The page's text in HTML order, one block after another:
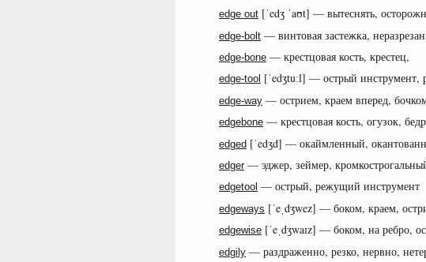
edge out [ˈedʒ ˈaʊt] — вытеснять,
edge-bolt — винтовая застежка,
edge-bone — крестцовая кость, крестец,
edge-tool [ˈedʒtuːl] — острый
edge-way — острием, краем вперед,
edgebone — крестцовая кость, огузок,
edged [ˈedʒd] — окаймленный,
edger— эджер, зеймер,
edgetool — острый, режущий инструмент
edgeways [ˈeˌdʒwez] — боком, краем,
edgewise [ˈeˌdʒwaɪz] — боком, на ребро,
edgily — раздраженно, резко, нервно,